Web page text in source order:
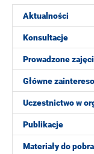
Aktualności
Konsultacje
Prowadzone
Główne
Uczestnictwo w
Publikacje
Materiały do